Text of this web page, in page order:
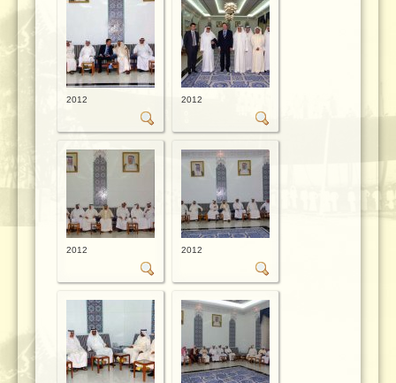
2012 2012
2012 2012